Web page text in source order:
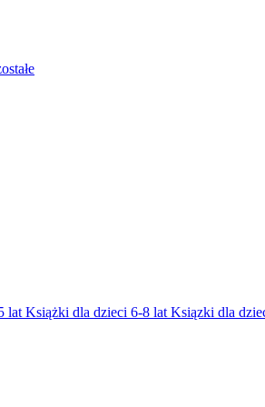
lat Książki dla dzieci 6-8 lat Ksiązki dla